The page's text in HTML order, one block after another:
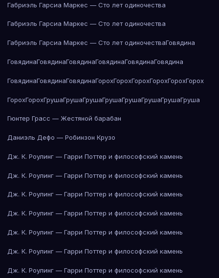
Габриэль Гарсиа Маркес — Сто лет одиночества
Габриэль Гарсиа Маркес — Сто лет одиночества
Габриэль Гарсиа Маркес — Сто лет одиночестваГовядина
ГовядинаГовядинаГовядинаГовядинаГовядинаГовядина
ГовядинаГовядинаГовядинаГорохГорохГорохГорохГорохГорох
ГорохГорохГрушаГрушаГрушаГрушаГрушаГрушаГрушаГруша
Гюнтер Грасс — Жестяной барабан
Даниэль Дефо — Робинзон Крузо
Дж. К. Роулинг — Гарри Поттер и философский камень
Дж. К. Роулинг — Гарри Поттер и философский камень
Дж. К. Роулинг — Гарри Поттер и философский камень
Дж. К. Роулинг — Гарри Поттер и философский камень
Дж. К. Роулинг — Гарри Поттер и философский камень
Дж. К. Роулинг — Гарри Поттер и философский камень
Дж. К. Роулинг — Гарри Поттер и философский камень